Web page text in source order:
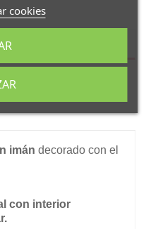
imán decorado con el
con interior
cookies